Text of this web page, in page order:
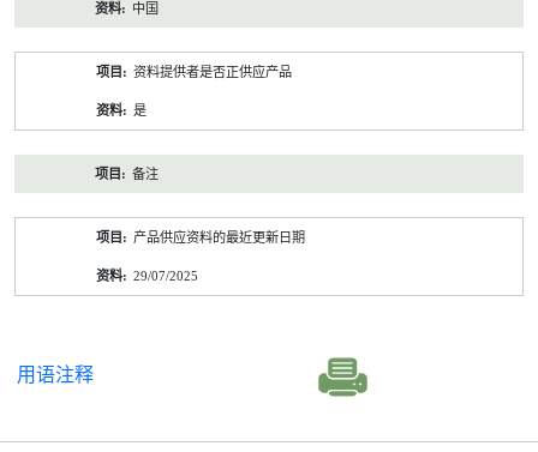
中国
资料提供者是否正供应产品
是
备注
产品供应资料的最近更新日期
29/07/2025
用语注释